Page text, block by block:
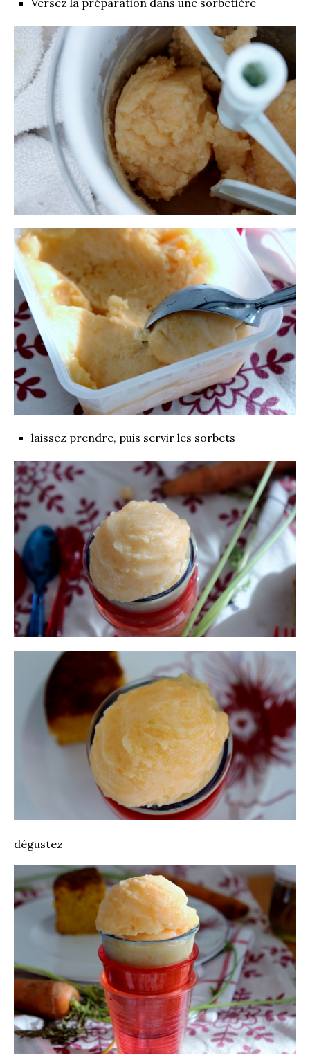
Versez la préparation dans une sorbetière
laissez prendre, puis servir les sorbets
dégustez